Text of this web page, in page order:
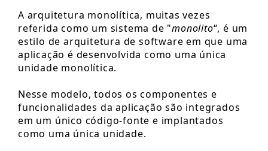
A arquitetura monolítica, muitas vezes
referida como um sistema de "monolito“, é um
estilo de arquitetura de software em que uma
aplicação é desenvolvida como uma única
unidade monolítica.
Nesse modelo, todos os componentes e
funcionalidades da aplicação são integrados
em um único código-fonte e implantados
como uma única unidade.